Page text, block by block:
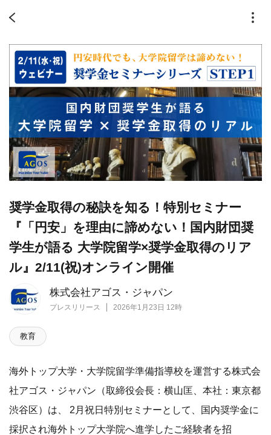
株式会社アゴス・ジャパン
プレスリリース 2026年1月23日 12時
奨学金取得の秘訣を知る！特別セミナー
『「円安」を理由に諦めない！国内財団奨
学生が語る 大学院留学×奨学金取得のリア
ル』2/11(祝)オンライン開催
教育
​海外トップ大学・大学院留学準備指導校を運営する株式会
社アゴス・ジャパン（取締役会長：横山匡、本社：東京都
渋谷区）は、 2月祝日特別セミナーとして、国内奨学金に
採択され海外トップ大学院へ進学したご経験者を招